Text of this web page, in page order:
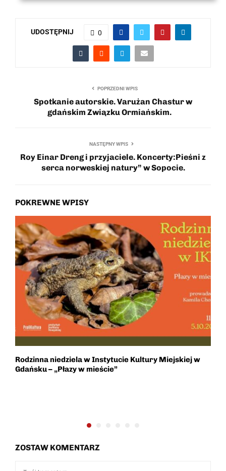
UDOSTĘPNIJ 0
POPRZEDNI WPIS
Spotkanie autorskie. Varużan Chastur w
gdańskim Związku Ormiańskim.
NASTĘPNY WPIS
Roy Einar Dreng i przyjaciele. Koncerty:Pieśni z
serca norweskiej natury” w Sopocie.
POKREWNE WPISY
Rodzinna niedziela w Instytucie Kultury Miejskiej w
Gdańsku – „Płazy w mieście”
ZOSTAW KOMENTARZ